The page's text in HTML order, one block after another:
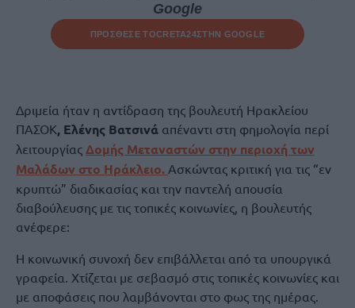
Google
ΠΡΟΣΘΕΣΕ ΤΟCRETA24ΣΤΗΝ GOOGLE
Δριμεία ήταν η αντίδραση της βουλευτή Ηρακλείου
ΠΑΣΟΚ, Ελένης Βατσινά απέναντι στη φημολογία περί
λειτουργίας Δομής Μεταναστών στην περιοχή των
Μαλάδων στο Ηράκλειο. Ασκώντας κριτική για τις “εν
κρυπτώ” διαδικασίας και την παντελή απουσία
διαβούλευσης με τις τοπικές κοινωνίες, η βουλευτής
ανέφερε:
Η κοινωνική συνοχή δεν επιβάλλεται από τα υπουργικά
γραφεία. Χτίζεται με σεβασμό στις τοπικές κοινωνίες και
με αποφάσεις που λαμβάνονται στο φως της ημέρας.